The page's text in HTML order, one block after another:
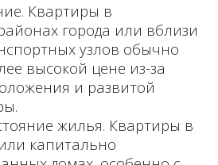
Квартиры в
города или вблизи
узлов обычно
высокой цене из-за
и развитой
жилья. Квартиры в
капитально